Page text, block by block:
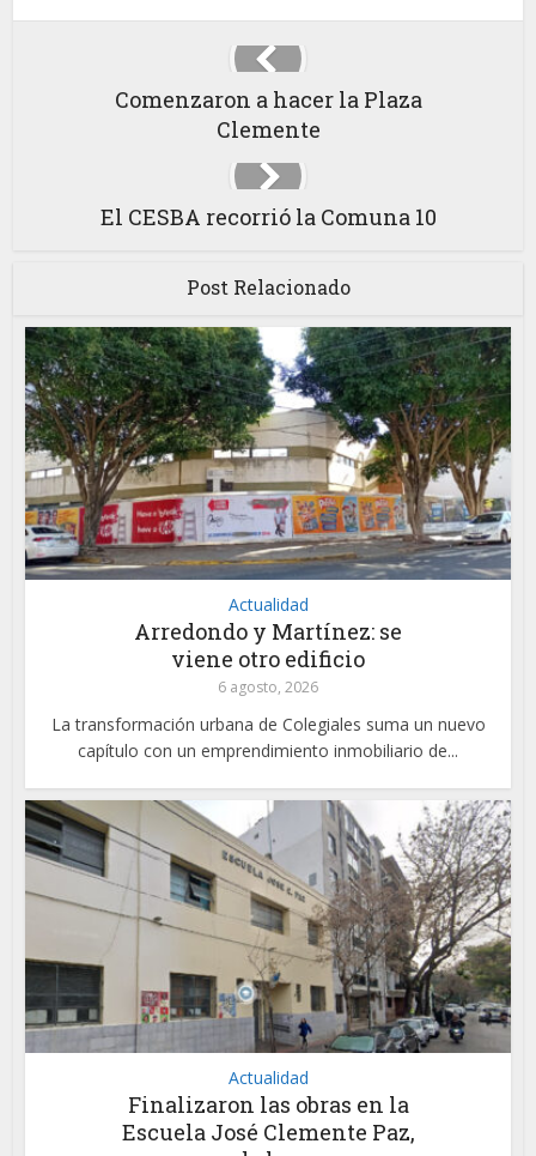
Comenzaron a hacer la Plaza
Clemente
El CESBA recorrió la Comuna 10
Post Relacionado
Actualidad
Arredondo y Martínez: se
viene otro edificio
6 agosto, 2026
La transformación urbana de Colegiales suma un nuevo
capítulo con un emprendimiento inmobiliario de...
Actualidad
Finalizaron las obras en la
Escuela José Clemente Paz,